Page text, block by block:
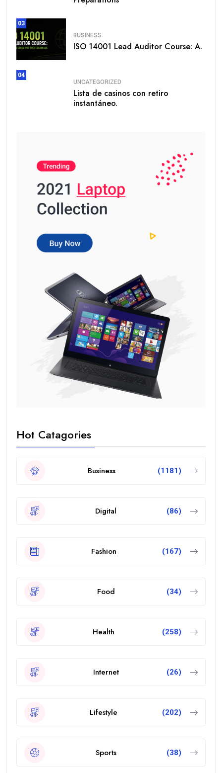
03
BUSINESS
ISO 14001 Lead Auditor Course: A.
04
UNCATEGORIZED
Lista de casinos con retiro
instantáneo.
Hot Catagories
Business (1181)
Digital (86)
Fashion (167)
Food (34)
Health (258)
Internet (26)
Lifestyle (202)
Sports (38)